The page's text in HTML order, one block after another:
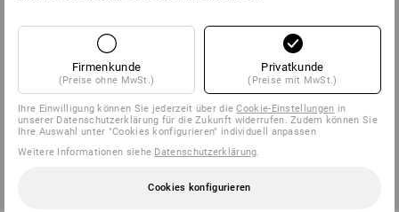
Firmenkunde
(Preise ohne MwSt.)
Privatkunde
(Preise mit MwSt.)
Ihre Einwilligung können Sie jederzeit über dieCookie-Einstellungen in
unserer Datenschutzerklärung für die Zukunft widerrufen. Zudem können Sie
Ihre Auswahl unter "Cookies konfigurieren" individuell anpassen
Weitere Informationen siehe Datenschutzerklärung.
Cookies konfigurieren